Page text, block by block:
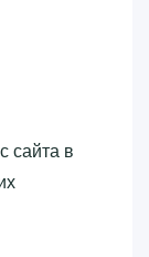
сайта в